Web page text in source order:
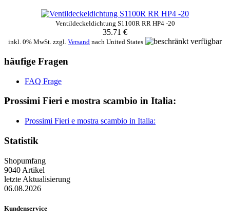
Ventildeckeldichtung S1100R RR HP4 -20
35.71 €
inkl. 0% MwSt. zzgl. Versand nach United States
häufige Fragen
FAQ Frage
Prossimi Fieri e mostra scambio in Italia:
Prossimi Fieri e mostra scambio in Italia:
Statistik
Shopumfang
9040 Artikel
letzte Aktualisierung
06.08.2026
Kundenservice